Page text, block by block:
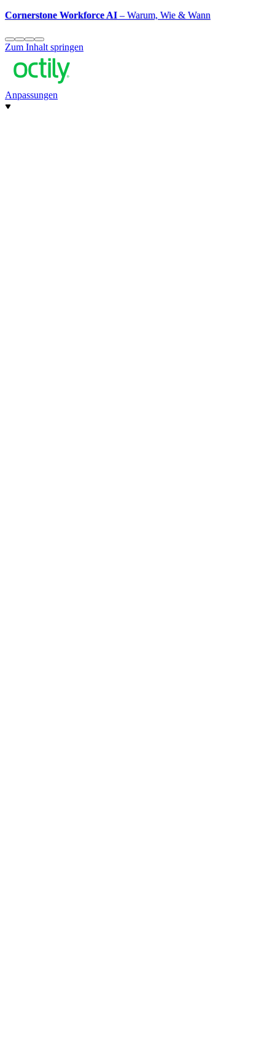
Cornerstone Workforce AI– Warum, Wie & Wann
Zum Inhalt springen
Anpassungen